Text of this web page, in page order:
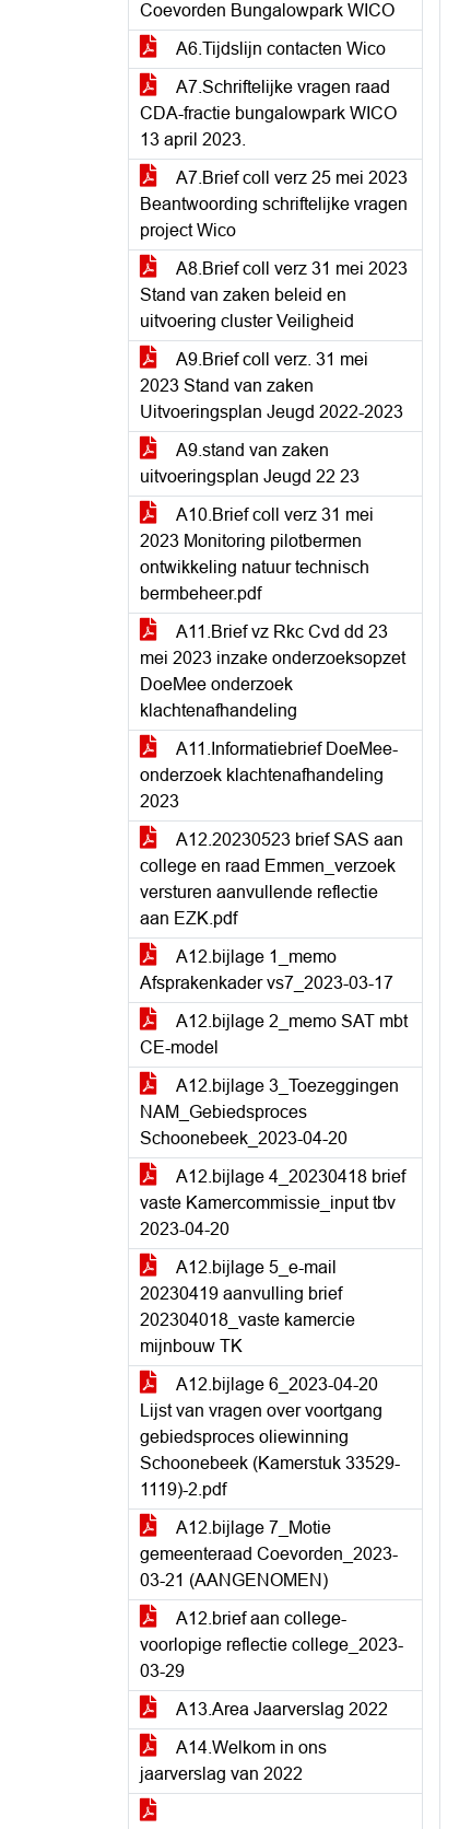
Coevorden Bungalowpark WICO
A6.Tijdslijn contacten Wico
A7.Schriftelijke vragen raad
CDA-fractie bungalowpark WICO
13 april 2023.
A7.Brief coll verz 25 mei 2023
Beantwoording schriftelijke vragen
project Wico
A8.Brief coll verz 31 mei 2023
Stand van zaken beleid en
uitvoering cluster Veiligheid
A9.Brief coll verz. 31 mei
2023 Stand van zaken
Uitvoeringsplan Jeugd 2022-2023
A9.stand van zaken
uitvoeringsplan Jeugd 22 23
A10.Brief coll verz 31 mei
2023 Monitoring pilotbermen
ontwikkeling natuur technisch
bermbeheer.pdf
A11.Brief vz Rkc Cvd dd 23
mei 2023 inzake onderzoeksopzet
DoeMee onderzoek
klachtenafhandeling
A11.Informatiebrief DoeMee-
onderzoek klachtenafhandeling
2023
A12.20230523 brief SAS aan
college en raad Emmen_verzoek
versturen aanvullende reflectie
aan EZK.pdf
A12.bijlage 1_memo
Afsprakenkader vs7_2023-03-17
A12.bijlage 2_memo SAT mbt
CE-model
A12.bijlage 3_Toezeggingen
NAM_Gebiedsproces
Schoonebeek_2023-04-20
A12.bijlage 4_20230418 brief
vaste Kamercommissie_input tbv
2023-04-20
A12.bijlage 5_e-mail
20230419 aanvulling brief
202304018_vaste kamercie
mijnbouw TK
A12.bijlage 6_2023-04-20
Lijst van vragen over voortgang
gebiedsproces oliewinning
Schoonebeek (Kamerstuk 33529-
1119)-2.pdf
A12.bijlage 7_Motie
gemeenteraad Coevorden_2023-
03-21 (AANGENOMEN)
A12.brief aan college-
voorlopige reflectie college_2023-
03-29
A13.Area Jaarverslag 2022
A14.Welkom in ons
jaarverslag van 2022